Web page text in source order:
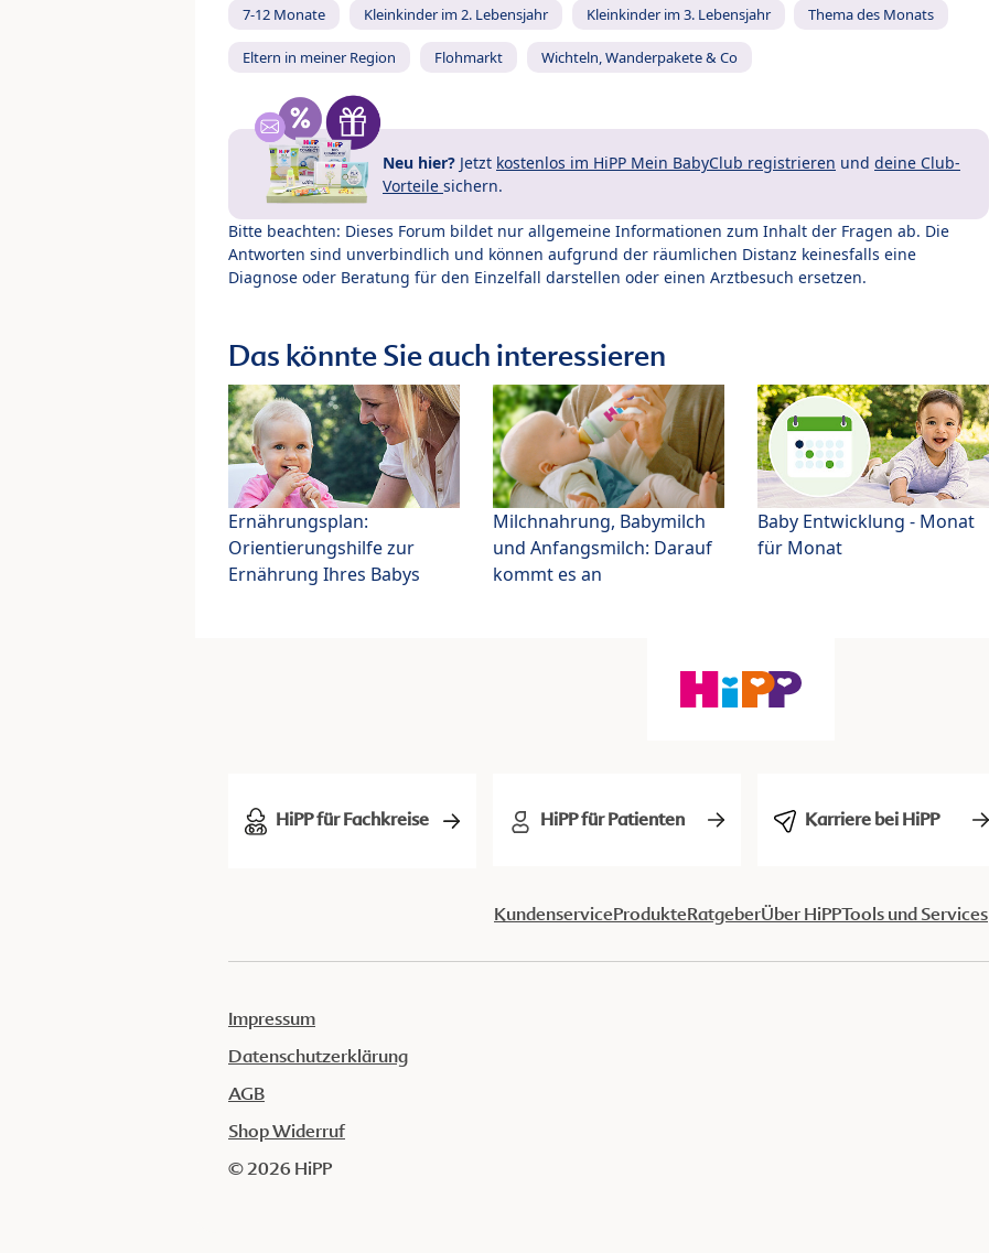
7-12 Monate Kleinkinder im 2. Lebensjahr Kleinkinder im 3. Lebensjahr Thema des Monats
Eltern in meiner Region Flohmarkt Wichteln, Wanderpakete & Co
Neu hier? Jetzt kostenlos im HiPP Mein BabyClub registrieren und deine Club-
Vorteile sichern.
Bitte beachten: Dieses Forum bildet nur allgemeine Informationen zum Inhalt der Fragen ab. Die
Antworten sind unverbindlich und können aufgrund der räumlichen Distanz keinesfalls eine
Diagnose oder Beratung für den Einzelfall darstellen oder einen Arztbesuch ersetzen.
Das könnte Sie auch interessieren
Ernährungsplan:
Orientierungshilfe zur
Ernährung Ihres Babys
Milchnahrung, Babymilch
und Anfangsmilch: Darauf
kommt es an
Baby Entwicklung - Monat
für Monat
HiPP für Fachkreise HiPP für Patienten Karriere bei HiPP
KundenserviceProdukteRatgeberÜber HiPPTools und Services
Impressum
Datenschutzerklärung
AGB
Shop Widerruf
© 2026 HiPP